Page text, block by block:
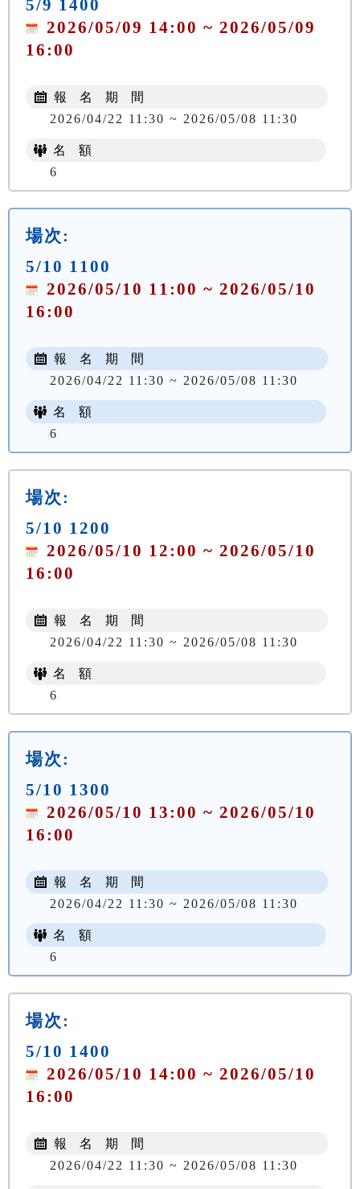
5/9 1400
2026/05/09 14:00 ~ 2026/05/09
16:00
報 名 期 間
2026/04/22 11:30 ~ 2026/05/08 11:30
名 額
6
場次:
5/10 1100
2026/05/10 11:00 ~ 2026/05/10
16:00
報 名 期 間
2026/04/22 11:30 ~ 2026/05/08 11:30
名 額
6
場次:
5/10 1200
2026/05/10 12:00 ~ 2026/05/10
16:00
報 名 期 間
2026/04/22 11:30 ~ 2026/05/08 11:30
名 額
6
場次:
5/10 1300
2026/05/10 13:00 ~ 2026/05/10
16:00
報 名 期 間
2026/04/22 11:30 ~ 2026/05/08 11:30
名 額
6
場次:
5/10 1400
2026/05/10 14:00 ~ 2026/05/10
16:00
報 名 期 間
2026/04/22 11:30 ~ 2026/05/08 11:30